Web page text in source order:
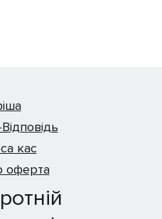
кас
оферта